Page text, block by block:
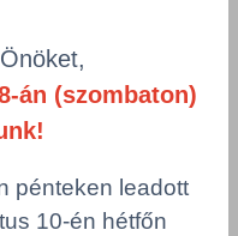
án (szombaton)
pénteken leadott
10-én hétfőn